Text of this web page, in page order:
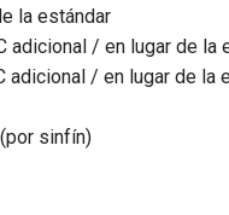
la estándar
adicional / en lugar de la
adicional / en lugar de la
sinfín)